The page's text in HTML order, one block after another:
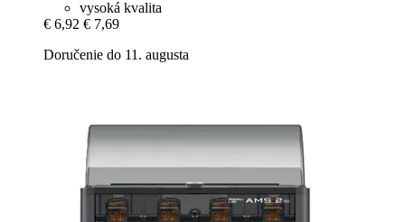
vysoká kvalita
€ 6,92 € 7,69
Doručenie do 11. augusta